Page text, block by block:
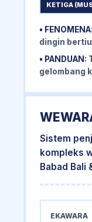
KETIGA
• FENOMENA:
dingin
• PANDUAN:
gelombang
Sistem
kompleks
Babad Bali
EKAWARA